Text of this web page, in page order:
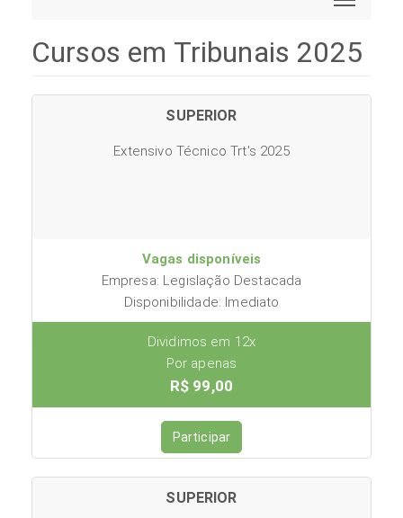
Cursos em Tribunais 2025
SUPERIOR
Extensivo Técnico Trt's 2025
Vagas disponíveis
Empresa: Legislação Destacada
Disponibilidade: Imediato
Dividimos em 12x
Por apenas
R$ 99,00
Participar
SUPERIOR